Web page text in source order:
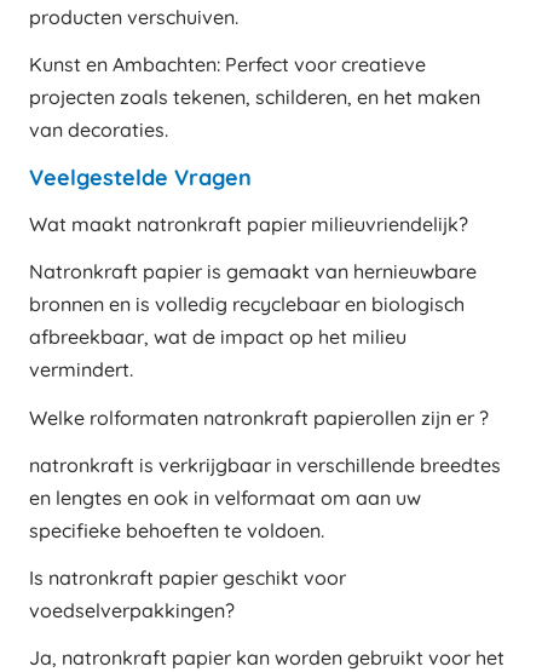
producten verschuiven.
Kunst en Ambachten: Perfect voor creatieve
projecten zoals tekenen, schilderen, en het maken
van decoraties.
Veelgestelde Vragen
Wat maakt natronkraft papier milieuvriendelijk?
Natronkraft papier is gemaakt van hernieuwbare
bronnen en is volledig recyclebaar en biologisch
afbreekbaar, wat de impact op het milieu
vermindert.
Welke rolformaten natronkraft papierollen zijn er ?
natronkraft is verkrijgbaar in verschillende breedtes
en lengtes en ook in velformaat om aan uw
specifieke behoeften te voldoen.
Is natronkraft papier geschikt voor
voedselverpakkingen?
Ja, natronkraft papier kan worden gebruikt voor het